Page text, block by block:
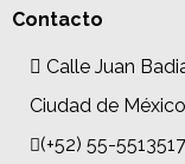
Contacto
Calle Juan
Ciudad de
(+52) 55-